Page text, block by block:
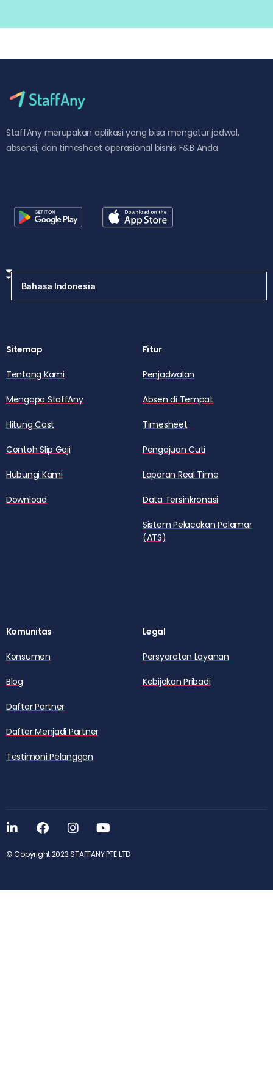
StaffAny merupakan aplikasi yang bisa mengatur jadwal,
absensi, dan timesheet operasional bisnis F&B Anda.
Sitemap
Tentang Kami
Mengapa StaffAny
Hitung Cost
Contoh Slip Gaji
Hubungi Kami
Download
Fitur
Penjadwalan
Absen di Tempat
Timesheet
Pengajuan Cuti
Laporan Real Time
Data Tersinkronasi
Sistem Pelacakan Pelamar
(ATS)
Komunitas
Konsumen
Blog
Daftar Partner
Daftar Menjadi Partner
Testimoni Pelanggan
Legal
Persyaratan Layanan
Kebijakan Pribadi
© Copyright 2023 STAFFANY PTE LTD